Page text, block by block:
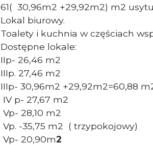
61( 30,96m2 +29,92m2) m2
Lokal biurowy.
Toalety i kuchnia w częściach
Dostępne lokale:
IIp- 26,46 m2
IIIp. 27,46 m2
IIIp- 30,96m2 +29,92m2=60,88
IV p- 27,67 m2
Vp- 28,10 m2
Vp. -35,75 m2 (
Vp- 20,90m2